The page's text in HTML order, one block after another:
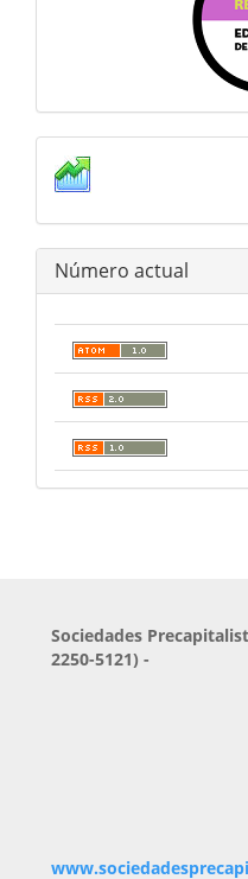
estadisticas
Número actual
Sociedades
2250-5121) -